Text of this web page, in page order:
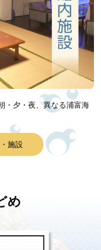
・夕・夜、異なる浦富海
施設
め